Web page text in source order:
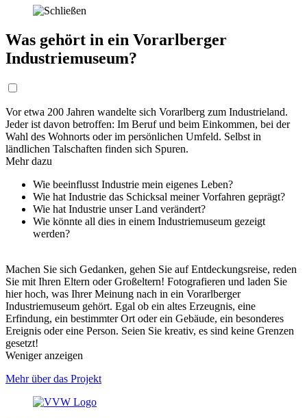
Was gehört in ein Vorarlberger
Industriemuseum?
Vor etwa 200 Jahren wandelte sich Vorarlberg zum Industrieland.
Jeder ist davon betroffen: Im Beruf und beim Einkommen, bei der
Wahl des Wohnorts oder im persönlichen Umfeld. Selbst in
ländlichen Talschaften finden sich Spuren.
Mehr dazu
Wie beeinflusst Industrie mein eigenes Leben?
Wie hat Industrie das Schicksal meiner Vorfahren geprägt?
Wie hat Industrie unser Land verändert?
Wie könnte all dies in einem Industriemuseum gezeigt
werden?
Machen Sie sich Gedanken, gehen Sie auf Entdeckungsreise, reden
Sie mit Ihren Eltern oder Großeltern! Fotografieren und laden Sie
hier hoch, was Ihrer Meinung nach in ein Vorarlberger
Industriemuseum gehört. Egal ob ein altes Erzeugnis, eine
Erfindung, ein bestimmter Ort oder ein Gebäude, ein besonderes
Ereignis oder eine Person. Seien Sie kreativ, es sind keine Grenzen
gesetzt!
Weniger anzeigen
Mehr über das Projekt